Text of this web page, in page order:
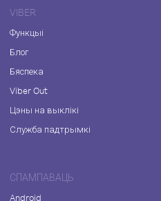
VIBER
Функцыі
Блог
Бяспека
Viber Out
Цэны на выклікі
Служба падтрымкі
СПАМПАВАЦЬ
Android